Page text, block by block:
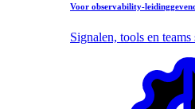
Voor observability-
Signalen, tools en teams